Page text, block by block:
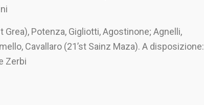
Grea), Potenza, Gigliotti, Agostinone; Agnelli,
Cavallaro (21’st Sainz Maza). A disposizione:
Zerbi